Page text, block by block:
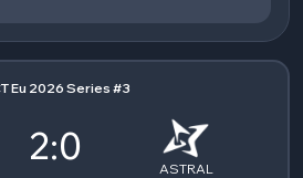
Eu 2026 Series #3
2:0
ASTRAL